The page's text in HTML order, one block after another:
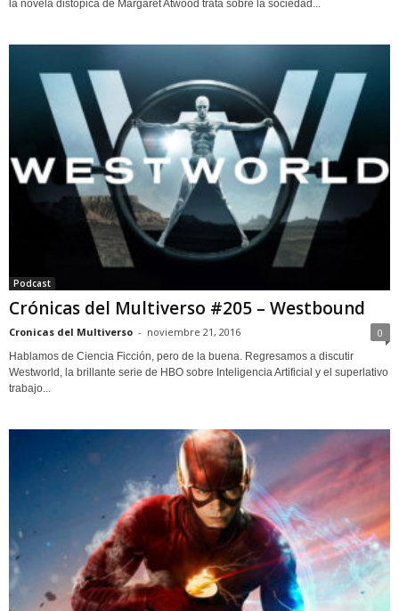
la novela distópica de Margaret Atwood trata sobre la sociedad...
Podcast
Crónicas del Multiverso #205 – Westbound
Cronicas del Multiverso - noviembre 21, 2016 0
Hablamos de Ciencia Ficción, pero de la buena. Regresamos a discutir
Westworld, la brillante serie de HBO sobre Inteligencia Artificial y el superlativo
trabajo...